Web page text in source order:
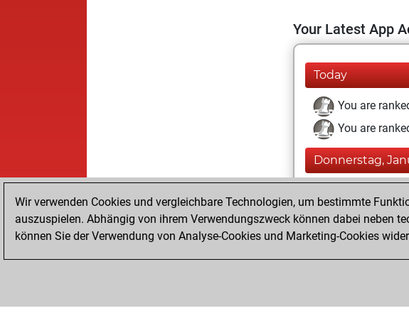
Your Latest App
Today
You are
You are
Donnerstag,
You achieved
You created
Wir verwenden Cookies und vergleichbare Technologien, um bestimmte
auszuspielen. Abhängig von ihrem Verwendungszweck können dabei neben
können Sie der Verwendung von Analyse-Cookies und Marketing-Cookies